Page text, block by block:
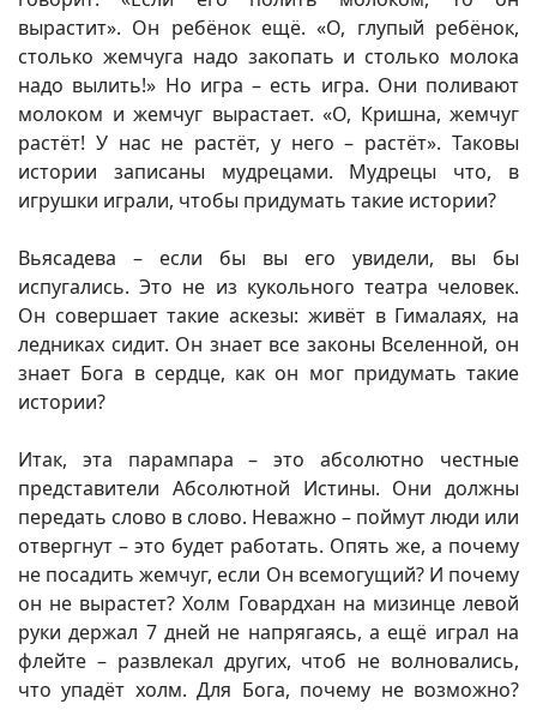
вырастит». Он ребёнок ещё. «О, глупый ребёнок,
столько жемчуга надо закопать и столько молока
надо вылить!» Но игра – есть игра. Они поливают
молоком и жемчуг вырастает. «О, Кришна, жемчуг
растёт! У нас не растёт, у него – растёт». Таковы
истории записаны мудрецами. Мудрецы что, в
игрушки играли, чтобы придумать такие истории?
Вьясадева – если бы вы его увидели, вы бы
испугались. Это не из кукольного театра человек.
Он совершает такие аскезы: живёт в Гималаях, на
ледниках сидит. Он знает все законы Вселенной, он
знает Бога в сердце, как он мог придумать такие
истории?
Итак, эта парампара – это абсолютно честные
представители Абсолютной Истины. Они должны
передать слово в слово. Неважно – поймут люди или
отвергнут – это будет работать. Опять же, а почему
не посадить жемчуг, если Он всемогущий? И почему
он не вырастет? Холм Говардхан на мизинце левой
руки держал 7 дней не напрягаясь, а ещё играл на
флейте – развлекал других, чтоб не волновались,
что упадёт холм. Для Бога, почему не возможно?